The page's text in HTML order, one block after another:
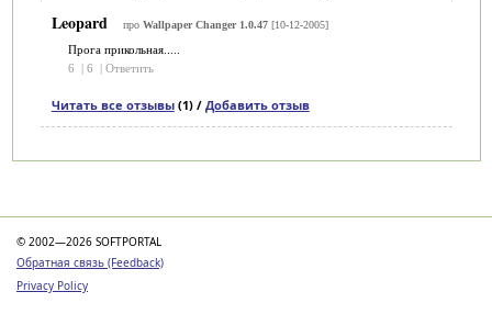
Leopard
про Wallpaper Changer 1.0.47[10-12-2005]
Прога прикольная.....
6
6 Ответить
Читать все отзывы(1) / Добавить отзыв
© 2002—2026 SOFTPORTAL
Обратная связь (Feedback)
Privacy Policy